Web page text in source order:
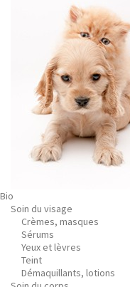
Bio
Soin du visage
Crèmes, masques
Sérums
Yeux et lèvres
Teint
Démaquillants, lotions